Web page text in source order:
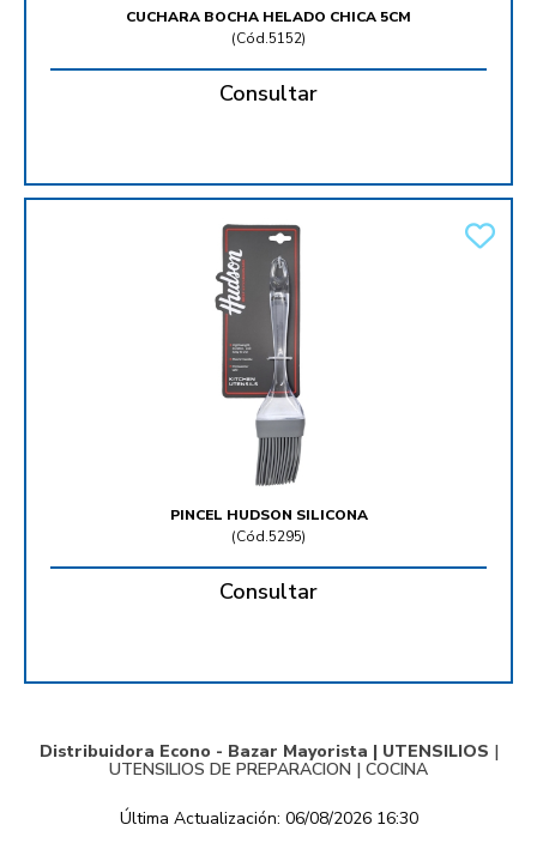
CUCHARA BOCHA HELADO CHICA 5CM
(Cód.5152)
Consultar
PINCEL HUDSON SILICONA
(Cód.5295)
Consultar
Distribuidora Econo - Bazar Mayorista | UTENSILIOS |
UTENSILIOS DE PREPARACION | COCINA
Última Actualización: 06/08/2026 16:30